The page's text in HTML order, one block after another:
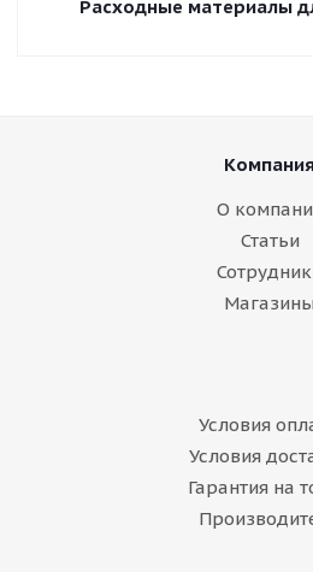
Расходные материалы
Компания
О
Статьи
Магазины
Условия
Условия
Гарантия на